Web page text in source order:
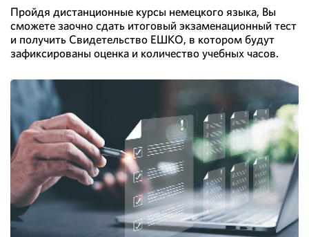
Пройдя дистанционные курсы немецкого языка, Вы
сможете заочно сдать итоговый экзаменационный тест
и получить Свидетельство ЕШКО, в котором будут
зафиксированы оценка и количество учебных часов.